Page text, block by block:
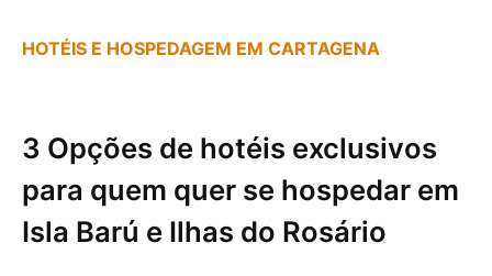
HOTÉIS E HOSPEDAGEM EM CARTAGENA
3 Opções de hotéis exclusivos
para quem quer se hospedar em
Isla Barú e Ilhas do Rosário